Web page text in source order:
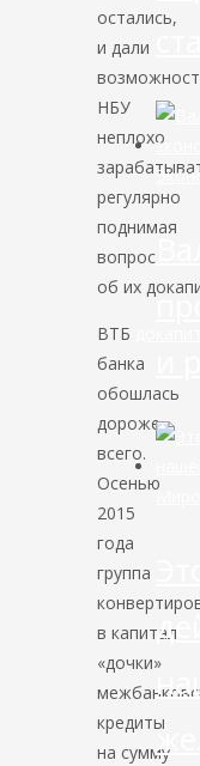
остались,
и дали
НБУ
неплохо
регулярно
поднимая
вопрос
об их
ВТБ
банка
обошлась
дороже
всего.
Осенью
2015
года
группа
в капитал
«дочки»
кредиты
на сумму